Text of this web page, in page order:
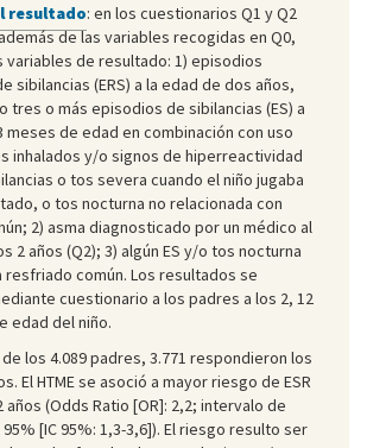
resultado: en los cuestionarios Q1 y Q2
de las variables recogidas en Q0,
variables de resultado: 1) episodios
sibilancias (ERS) a la edad de dos años,
tres o más episodios de sibilancias (ES) a
meses de edad en combinación con uso
inhalados y/o signos de hiperreactividad
o tos severa cuando el niño jugaba
o tos nocturna no relacionada con
2) asma diagnosticado por un médico al
2 años (Q2); 3) algún ES y/o tos nocturna
resfriado común. Los resultados se
cuestionario a los padres a los 2, 12
edad del niño.
de los 4.089 padres, 3.771 respondieron los
El HTME se asoció a mayor riesgo de ESR
años (Odds Ratio [OR]: 2,2; intervalo de
[IC 95%: 1,3-3,6]). El riesgo resulto ser